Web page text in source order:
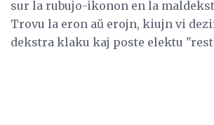
sur la rubujo-ikonon en la
Trovu la eron aŭ erojn, kiujn vi
dekstra klaku kaj poste elektu